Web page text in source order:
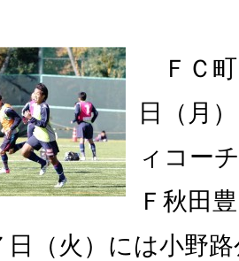
ＦＣ町
日（月
ィコー
Ｆ秋田
日（火）には小野